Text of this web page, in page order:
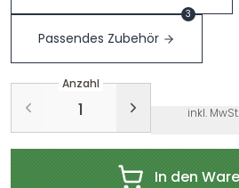
Passendes Zubehör
3
Anzahl
inkl.
In den